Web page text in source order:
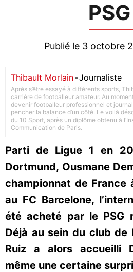
Publié le 3 octobre
Thibault Morlain-Journaliste
Après s’être essayé à différents sports,
carrière de footballeur amateur. Au
devenir footballeur professionnel et
pencher la balance d’un côté. Le voilà
du 10 Sport, après un diplôme obtenu à
Communication de Paris.
Parti de Ligue 1 en
Dortmund, Ousmane
championnat de France
au FC Barcelone,
été acheté par le PSG
Déjà au sein du club de
Ruiz a alors accueilli
même une certaine